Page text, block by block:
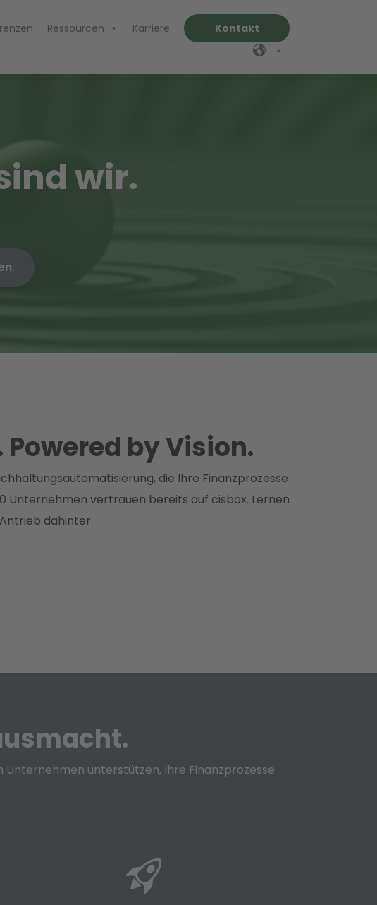
Ressourcen Karriere Kontakt
wir.
by Vision.
die Ihre Finanzprozesse
Unternehmen vertrauen bereits auf cisbox. Lernen
dahinter.
Unternehmen unterstützen, Ihre Finanzprozesse